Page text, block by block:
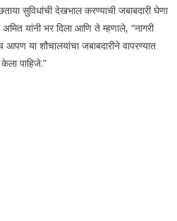
या सुविधांची देखभाल करण्याची जबाबदारी घेणा
यांनी भर दिला आणि ते म्हणाले, “नागरी
या शौचालयांचा जबाबदारीने वापरण्यात
पाहिजे.”